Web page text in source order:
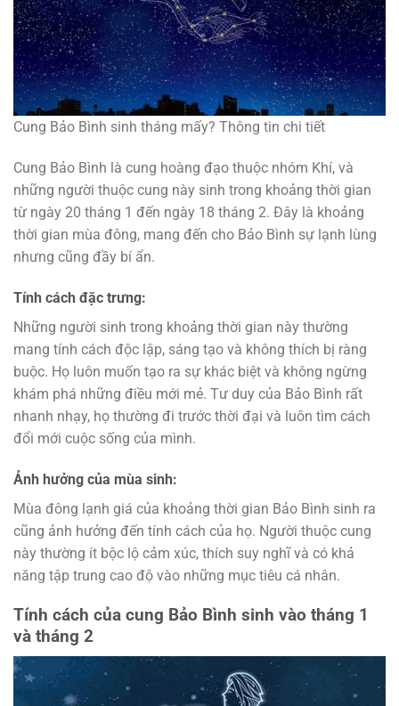
Cung Bảo Bình sinh tháng mấy? Thông tin chi tiết
Cung Bảo Bình là cung hoàng đạo thuộc nhóm Khí, và
những người thuộc cung này sinh trong khoảng thời gian
từ ngày 20 tháng 1 đến ngày 18 tháng 2. Đây là khoảng
thời gian mùa đông, mang đến cho Bảo Bình sự lạnh lùng
nhưng cũng đầy bí ẩn.
Tính cách đặc trưng:
Những người sinh trong khoảng thời gian này thường
mang tính cách độc lập, sáng tạo và không thích bị ràng
buộc. Họ luôn muốn tạo ra sự khác biệt và không ngừng
khám phá những điều mới mẻ. Tư duy của Bảo Bình rất
nhanh nhạy, họ thường đi trước thời đại và luôn tìm cách
đổi mới cuộc sống của mình.
Ảnh hưởng của mùa sinh:
Mùa đông lạnh giá của khoảng thời gian Bảo Bình sinh ra
cũng ảnh hưởng đến tính cách của họ. Người thuộc cung
này thường ít bộc lộ cảm xúc, thích suy nghĩ và có khả
năng tập trung cao độ vào những mục tiêu cá nhân.
Tính cách của cung Bảo Bình sinh vào tháng 1
và tháng 2